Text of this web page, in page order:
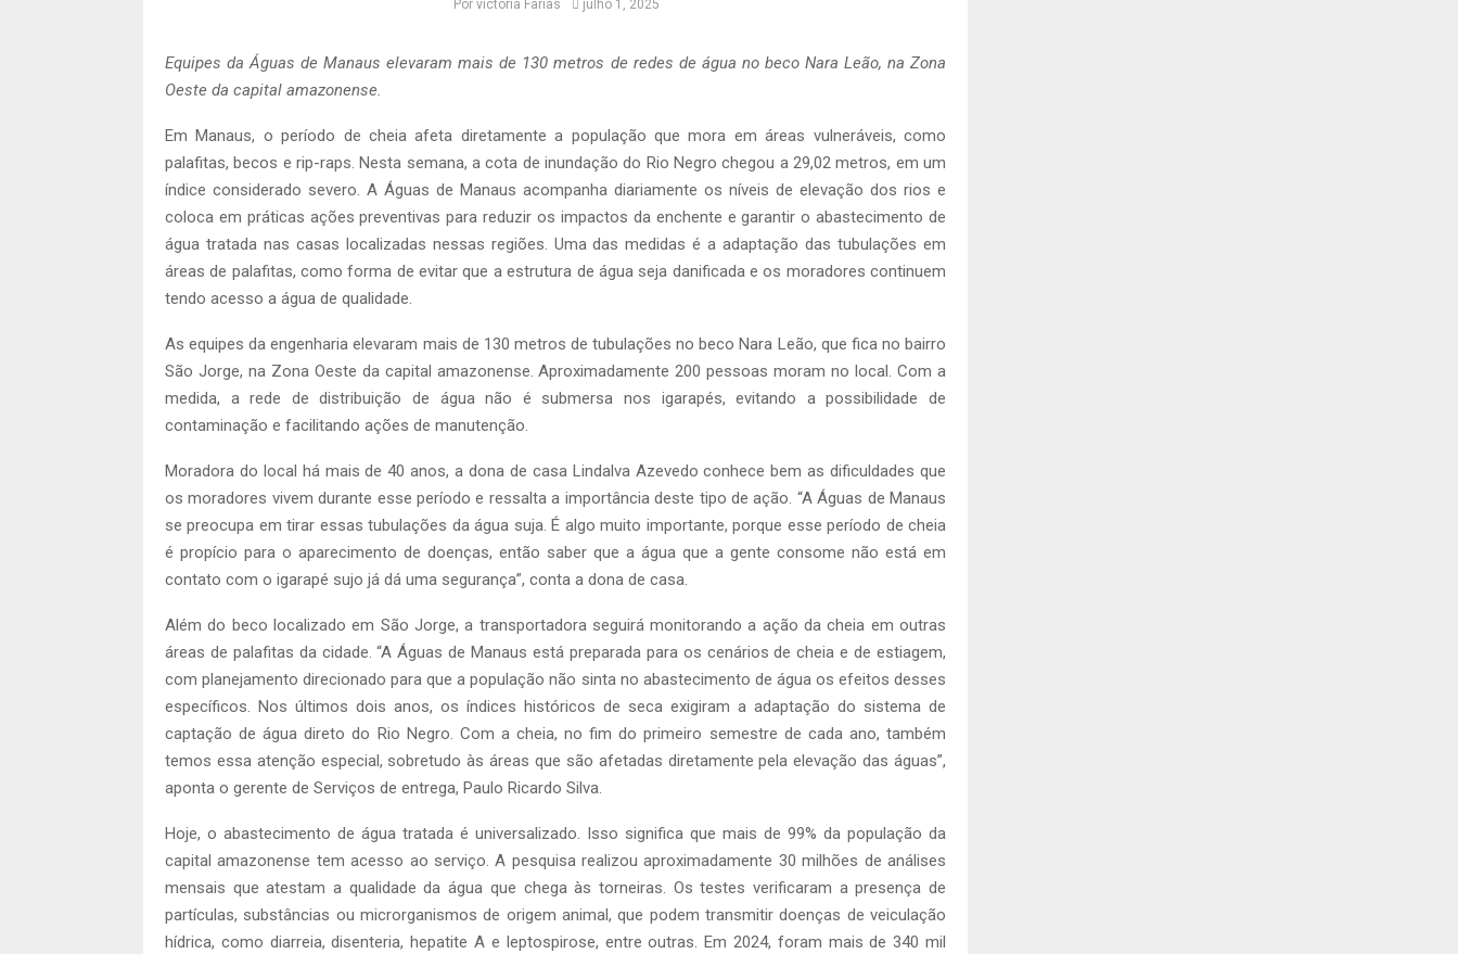
Por victoria Farias julho 1, 2025
Equipes da Águas de Manaus elevaram mais de 130 metros de redes de água no beco Nara Leão, na Zona
Oeste da capital amazonense.
Em Manaus, o período de cheia afeta diretamente a população que mora em áreas vulneráveis, como
palafitas, becos e rip-raps. Nesta semana, a cota de inundação do Rio Negro chegou a 29,02 metros, em um
índice considerado severo. A Águas de Manaus acompanha diariamente os níveis de elevação dos rios e
coloca em práticas ações preventivas para reduzir os impactos da enchente e garantir o abastecimento de
água tratada nas casas localizadas nessas regiões. Uma das medidas é a adaptação das tubulações em
áreas de palafitas, como forma de evitar que a estrutura de água seja danificada e os moradores continuem
tendo acesso a água de qualidade.
As equipes da engenharia elevaram mais de 130 metros de tubulações no beco Nara Leão, que fica no bairro
São Jorge, na Zona Oeste da capital amazonense. Aproximadamente 200 pessoas moram no local. Com a
medida, a rede de distribuição de água não é submersa nos igarapés, evitando a possibilidade de
contaminação e facilitando ações de manutenção.
Moradora do local há mais de 40 anos, a dona de casa Lindalva Azevedo conhece bem as dificuldades que
os moradores vivem durante esse período e ressalta a importância deste tipo de ação. “A Águas de Manaus
se preocupa em tirar essas tubulações da água suja. É algo muito importante, porque esse período de cheia
é propício para o aparecimento de doenças, então saber que a água que a gente consome não está em
contato com o igarapé sujo já dá uma segurança”, conta a dona de casa.
Além do beco localizado em São Jorge, a transportadora seguirá monitorando a ação da cheia em outras
áreas de palafitas da cidade. “A Águas de Manaus está preparada para os cenários de cheia e de estiagem,
com planejamento direcionado para que a população não sinta no abastecimento de água os efeitos desses
específicos. Nos últimos dois anos, os índices históricos de seca exigiram a adaptação do sistema de
captação de água direto do Rio Negro. Com a cheia, no fim do primeiro semestre de cada ano, também
temos essa atenção especial, sobretudo às áreas que são afetadas diretamente pela elevação das águas”,
aponta o gerente de Serviços de entrega, Paulo Ricardo Silva.
Hoje, o abastecimento de água tratada é universalizado. Isso significa que mais de 99% da população da
capital amazonense tem acesso ao serviço. A pesquisa realizou aproximadamente 30 milhões de análises
mensais que atestam a qualidade da água que chega às torneiras. Os testes verificaram a presença de
partículas, substâncias ou microrganismos de origem animal, que podem transmitir doenças de veiculação
hídrica, como diarreia, disenteria, hepatite A e leptospirose, entre outras. Em 2024, foram mais de 340 mil